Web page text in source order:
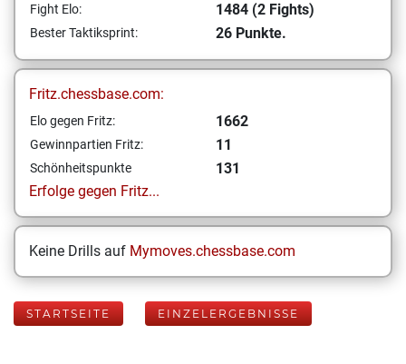
Fight Elo: 1484 (2 Fights)
Bester Taktiksprint: 26 Punkte.
Fritz.chessbase.com:
Elo gegen Fritz: 1662
Gewinnpartien Fritz: 11
Schönheitspunkte
131
Erfolge gegen Fritz...
Keine Drills auf Mymoves.chessbase.com
STARTSEITE EINZELERGEBNISSE